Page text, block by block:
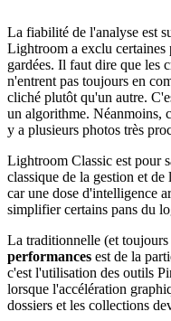
La fiabilité de l'analyse est
Lightroom a exclu certaines
gardées. Il faut dire que les
n'entrent pas toujours en
cliché plutôt qu'un autre.
un algorithme. Néanmoins,
y a plusieurs photos très
Lightroom Classic est pour
classique de la gestion et
car une dose d'intelligence
simplifier certains pans du
La traditionnelle (et
performances est de la
c'est l'utilisation des outils
lorsque l'accélération
dossiers et les collections